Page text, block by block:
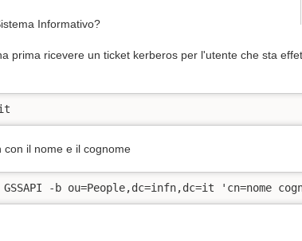
Informativo?
prima ricevere un ticket kerberos per l'utente che sta
con il nome e il cognome
-b ou=People,dc=infn,dc=it 'cn=nome